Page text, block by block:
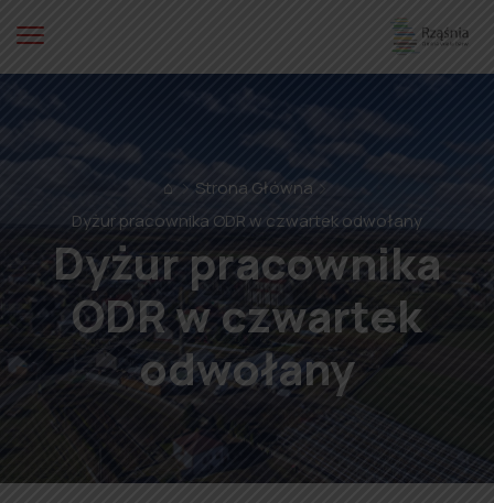
⌂
Strona Główna
Dyżur pracownika ODR w czwartek odwołany
Dyżur pracownika
ODR w czwartek
odwołany